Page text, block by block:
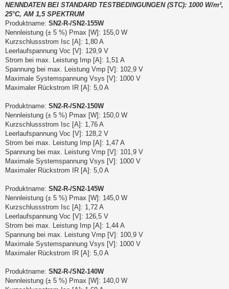
NENNDATEN BEI STANDARD TESTBEDINGUNGEN (STC): 1000 W/m²,
25°C, AM 1,5 SPEKTRUM
Produktname: SN2-R-/SN2-155W
Nennleistung (± 5 %) Pmax [W]: 155,0 W
Kurzschlussstrom Isc [A]: 1,80 A
Leerlaufspannung Voc [V]: 129,9 V
Strom bei max. Leistung Imp [A]: 1,51 A
Spannung bei max. Leistung Vmp [V]: 102,9 V
Maximale Systemspannung Vsys [V]: 1000 V
Maximaler Rückstrom IR [A]: 5,0 A
Produktname: SN2-R-/SN2-150W
Nennleistung (± 5 %) Pmax [W]: 150,0 W
Kurzschlussstrom Isc [A]: 1,76 A
Leerlaufspannung Voc [V]: 128,2 V
Strom bei max. Leistung Imp [A]: 1,47 A
Spannung bei max. Leistung Vmp [V]: 101,9 V
Maximale Systemspannung Vsys [V]: 1000 V
Maximaler Rückstrom IR [A]: 5,0 A
Produktname: SN2-R-/SN2-145W
Nennleistung (± 5 %) Pmax [W]: 145,0 W
Kurzschlussstrom Isc [A]: 1,72 A
Leerlaufspannung Voc [V]: 126,5 V
Strom bei max. Leistung Imp [A]: 1,44 A
Spannung bei max. Leistung Vmp [V]: 100,9 V
Maximale Systemspannung Vsys [V]: 1000 V
Maximaler Rückstrom IR [A]: 5,0 A
Produktname: SN2-R-/SN2-140W
Nennleistung (± 5 %) Pmax [W]: 140,0 W